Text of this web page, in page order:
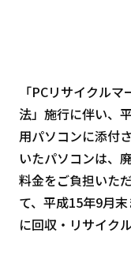
「PCリサイクル
法」施行に伴い、
用パソコンに添付
いたパソコンは、
料金をご負担いた
て、平成15年9月
に回収・リサイク